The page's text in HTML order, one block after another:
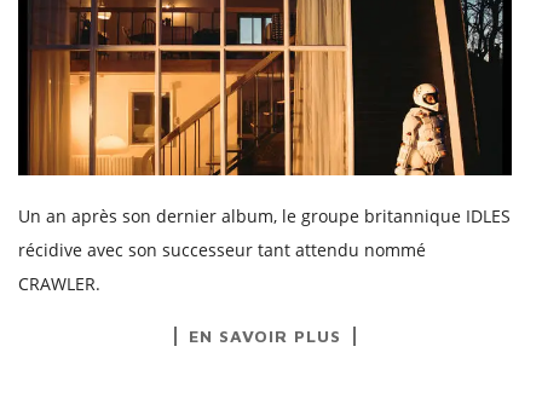
Un an après son dernier album, le groupe britannique IDLES
récidive avec son successeur tant attendu nommé
CRAWLER.
EN SAVOIR PLUS